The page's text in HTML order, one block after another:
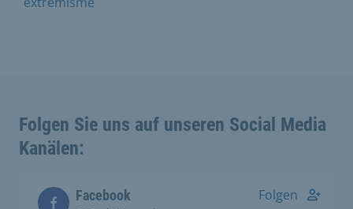
Folgen Sie uns auf unseren Social Media
Kanälen:
Facebook Folgen